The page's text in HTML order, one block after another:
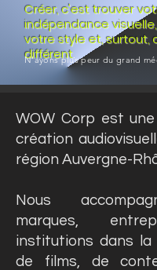
Créer, c'est trouver
indépendance
votre style et, surtout,
différent.
N'ayons plus peur du grand
WOW Corp est
création
région Auvergne-
Nous
marques,
institutions dans la
de films, de